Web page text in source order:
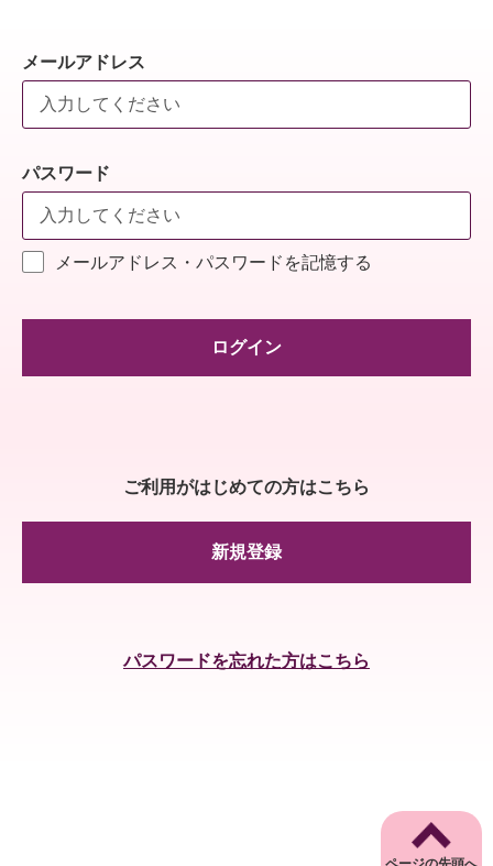
メールアドレス
パスワード
メールアドレス・パスワードを記憶する
ログイン
ご利用がはじめての方はこちら
新規登録
パスワードを忘れた方はこちら